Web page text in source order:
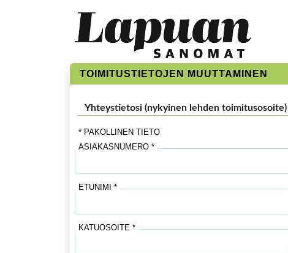
TOIMITUSTIETOJEN MUUTTAMINEN
Yhteystietosi (nykyinen lehden toimitusosoite)
* PAKOLLINEN TIETO
ASIAKASNUMERO *
ETUNIMI *
KATUOSOITE *